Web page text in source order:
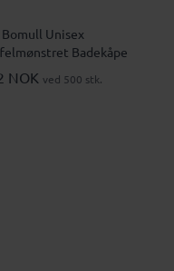
Bomull Unisex
Vaffelmønstret Badekåpe
NOK ved 500 stk.